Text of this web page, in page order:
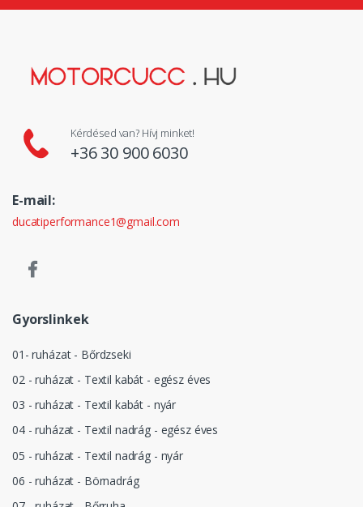
Kérdésed van? Hívj minket!
+36 30 900 6030
E-mail:
ducatiperformance1@gmail.com
Gyorslinkek
01- ruházat - Bőrdzseki
02 - ruházat - Textil kabát - egész éves
03 - ruházat - Textil kabát - nyár
04 - ruházat - Textil nadrág - egész éves
05 - ruházat - Textil nadrág - nyár
06 - ruházat - Börnadrág